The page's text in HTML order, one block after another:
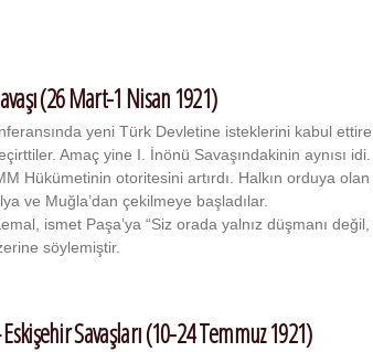
(26 Mart-1 Nisan 1921)
yeni Türk Devletine isteklerini kabul
Amaç yine I. İnönü Savaşındakinin aynısı
Hükümetinin otoritesini artırdı. Halkın orduya
ve Muğla’dan çekilmeye başladılar.
ismet Paşa’ya “Siz orada yalnız düşmanı
söylemiştir.
Savaşları (10-24 Temmuz 1921)